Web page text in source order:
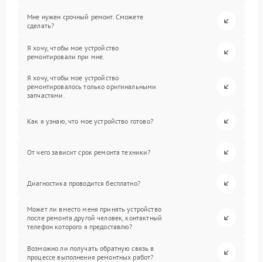
Мне нужен срочный ремонт. Сможете
сделать?
Я хочу, чтобы мое устройство
ремонтировали при мне.
Я хочу, чтобы мое устройство
ремонтировалось только оригинальными
запчастями.
Как я узнаю, что мое устройство готово?
От чего зависит срок ремонта техники?
Диагностика проводится бесплатно?
Может ли вместо меня принять устройство
после ремонта другой человек, контактный
телефон которого я предоставлю?
Возможно ли получать обратную связь в
процессе выполнения ремонтных работ?